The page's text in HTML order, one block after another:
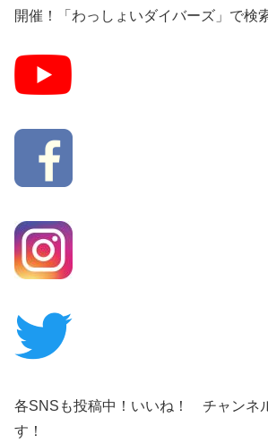
開催！「わっしょいダイバーズ」で検
各SNSも投稿中！いいね！ チャンネ
す！